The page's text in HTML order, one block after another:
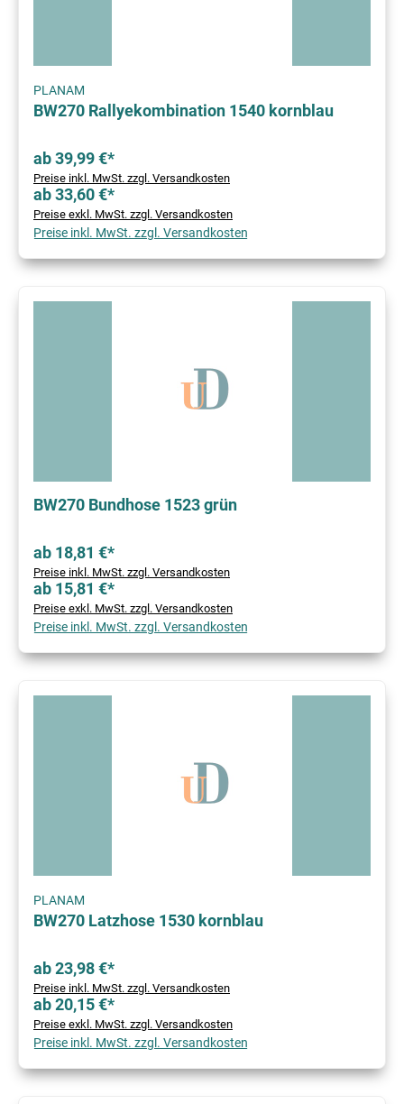
PLANAM
BW270 Rallyekombination 1540 kornblau
ab 39,99 €*
Preise inkl. MwSt. zzgl. Versandkosten
ab 33,60 €*
Preise exkl. MwSt. zzgl. Versandkosten
Preise inkl. MwSt. zzgl. Versandkosten
BW270 Bundhose 1523 grün
ab 18,81 €*
Preise inkl. MwSt. zzgl. Versandkosten
ab 15,81 €*
Preise exkl. MwSt. zzgl. Versandkosten
Preise inkl. MwSt. zzgl. Versandkosten
PLANAM
BW270 Latzhose 1530 kornblau
ab 23,98 €*
Preise inkl. MwSt. zzgl. Versandkosten
ab 20,15 €*
Preise exkl. MwSt. zzgl. Versandkosten
Preise inkl. MwSt. zzgl. Versandkosten